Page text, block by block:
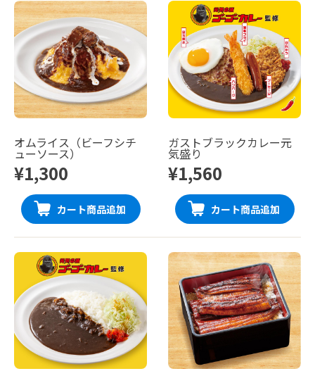
オムライス（ビーフシチ
ューソース）
¥1,300
カート商品追加
ガストブラックカレー元
気盛り
¥1,560
カート商品追加